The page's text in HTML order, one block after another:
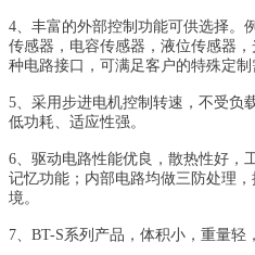
4、丰富的外部控制功能可供选择。
传感器，电容传感器，液位传感器
种电路接口，可满足客户的特殊定制
5、采用步进电机控制转速，不受负
低功耗、适应性强。
6、驱动电路性能优良，散热性好，
记忆功能；内部电路均做三防处理
境。
7、BT-S系列产品，体积小，重量轻